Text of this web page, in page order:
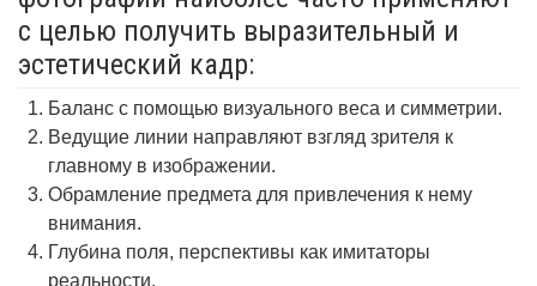
с целью получить выразительный и
эстетический кадр:
Баланс с помощью визуального веса и симметрии.
Ведущие линии направляют взгляд зрителя к
главному в изображении.
Обрамление предмета для привлечения к нему
внимания.
Глубина поля, перспективы как имитаторы
реальности.